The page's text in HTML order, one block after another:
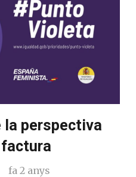
la perspectiva
fa 2 anys